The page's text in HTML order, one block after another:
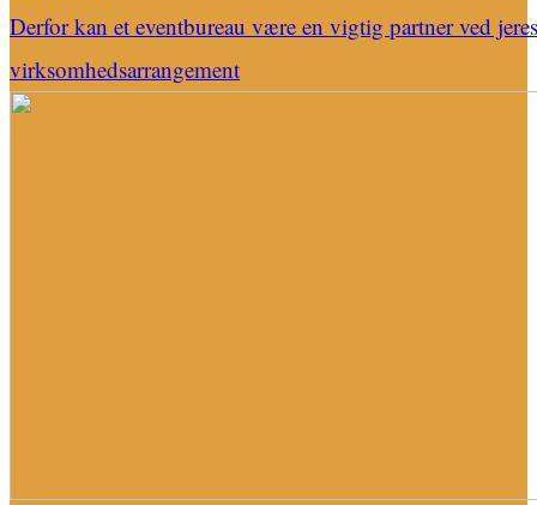
Derfor kan et eventbureau være en vigtig partner ved
virksomhedsarrangement